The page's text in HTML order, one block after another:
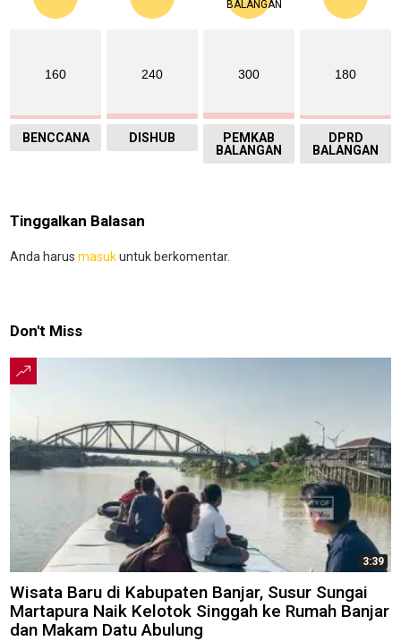
160
BENCCANA
240
DISHUB
300
PEMKAB
BALANGAN
180
DPRD
BALANGAN
Tinggalkan Balasan
Anda harus masukuntuk berkomentar.
Don't Miss
3:39
Wisata Baru di Kabupaten Banjar, Susur Sungai
Martapura Naik Kelotok Singgah ke Rumah Banjar
dan Makam Datu Abulung